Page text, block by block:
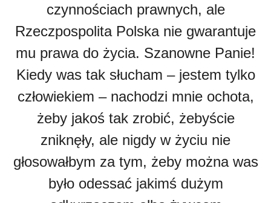
czynnościach prawnych, ale
Rzeczpospolita Polska nie gwarantuje
mu prawa do życia. Szanowne Panie!
Kiedy was tak słucham – jestem tylko
człowiekiem – nachodzi mnie ochota,
żeby jakoś tak zrobić, żebyście
zniknęły, ale nigdy w życiu nie
głosowałbym za tym, żeby można was
było odessać jakimś dużym